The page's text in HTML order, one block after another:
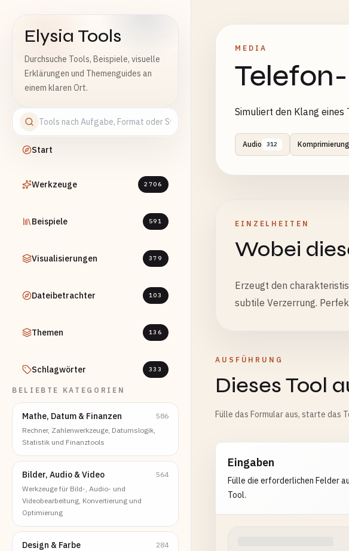
Elysia Tools
Durchsuche Tools, Beispiele, visuelle
Erklärungen und Themenguides an
einem klaren Ort.
Start
Werkzeuge 2706
Beispiele 591
Visualisierungen 379
Dateibetrachter 103
Themen 136
Schlagwörter 333
BELIEBTE KATEGORIEN
Mathe, Datum & Finanzen
586
Rechner, Zahlenwerkzeuge, Datumslogik,
Statistik und Finanztools
Bilder, Audio & Video
564
Werkzeuge für Bild-, Audio- und
Videobearbeitung, Konvertierung und
Optimierung
Design & Farbe
284
MEDIA
Simuliert den Klang eines
Audio 312 Komprimierung
EINZELHEITEN
Wobei
Erzeugt den
subtile Verzerrung.
AUSFÜHRUNG
Dieses Tool
Fülle das Formular aus, starte das
Eingaben
Fülle die erforderlichen Felder
Tool.